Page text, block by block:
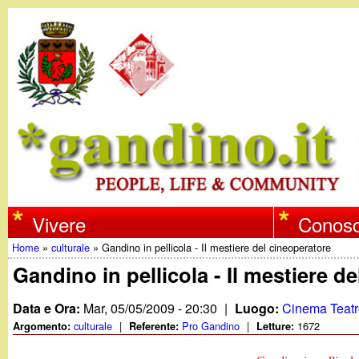
w
w
w
.
Vivere
Tu
sei
qui
Home »culturale »Gandino in pellicola - Il mestiere del cineoperatore
Gandino in pellicola - Il mestiere
Data e Ora: Mar, 05/05/2009 - 20:30 | Luogo:Cinema
Argomento:culturale | Referente: Pro Gandino | Letture: 1672